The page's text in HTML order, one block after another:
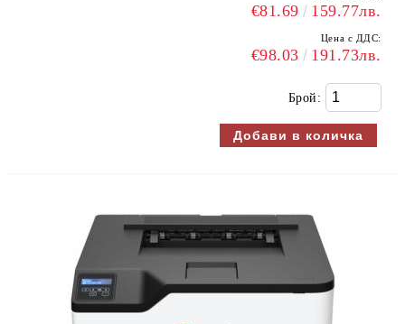
€81.69 159.77лв.
Цена с ДДС:
€98.03 191.73лв.
Брой: